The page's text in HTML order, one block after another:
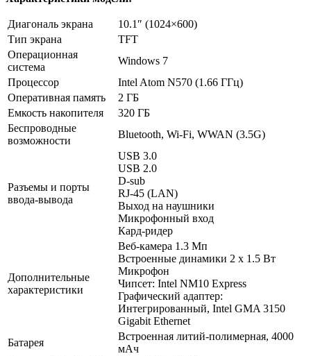
Диагональ экрана
10.1″ (1024×600)
Тип экрана
TFT
Операционная
система
Windows 7
Процессор
Intel Atom N570 (1.66 ГГц)
Оперативная память
2 ГБ
Емкость накопителя
320 ГБ
Беспроводные
возможности
Bluetooth, Wi-Fi, WWAN (3.5G)
Разъемы и порты
ввода-вывода
USB 3.0
USB 2.0
D-sub
RJ-45 (LAN)
Выход на наушники
Микрофонный вход
Кард-ридер
Дополнительные
характеристики
Веб-камера 1.3 Мп
Встроенные динамики 2 x 1.5 Вт
Микрофон
Чипсет: Intel NM10 Express
Графический адаптер:
Интегрированный, Intel GMA 3150
Gigabit Ethernet
Батарея
Встроенная литий-полимерная, 4000
мАч